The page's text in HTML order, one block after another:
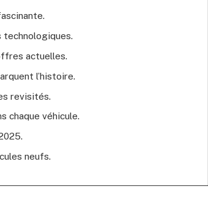
technologiques.
actuelles.
l’histoire.
revisités.
chaque véhicule.
neufs.